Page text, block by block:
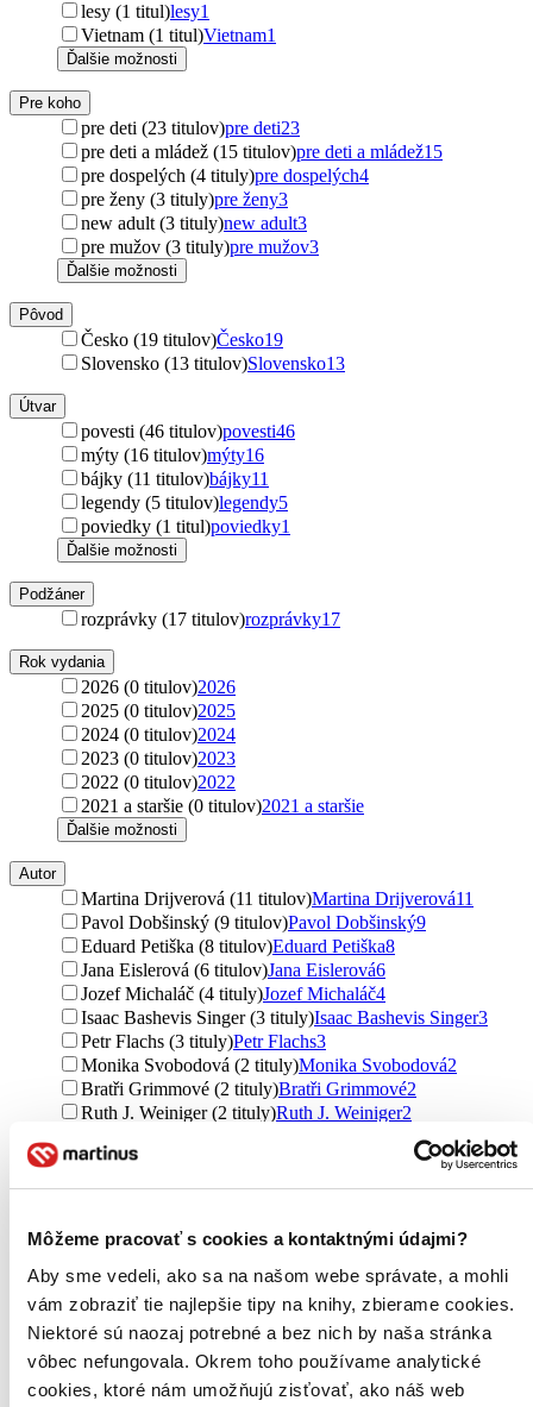
Môžeme pracovať s cookies a kontaktnými údajmi?
Aby sme vedeli, ako sa na našom webe správate, a mohli
vám zobraziť tie najlepšie tipy na knihy, zbierame cookies.
Niektoré sú naozaj potrebné a bez nich by naša stránka
vôbec nefungovala. Okrem toho používame analytické
cookies, ktoré nám umožňujú zisťovať, ako náš web
lesy (1 titul)lesy1
Vietnam (1 titul)Vietnam1
Ďalšie možnosti
Pre koho
pre deti (23 titulov)pre deti23
pre deti a mládež (15 titulov)pre deti a mládež15
pre dospelých (4 tituly)pre dospelých4
pre ženy (3 tituly)pre ženy3
new adult (3 tituly)new adult3
pre mužov (3 tituly)pre mužov3
Ďalšie možnosti
Pôvod
Česko (19 titulov)Česko19
Slovensko (13 titulov)Slovensko13
Útvar
povesti (46 titulov)povesti46
mýty (16 titulov)mýty16
bájky (11 titulov)bájky11
legendy (5 titulov)legendy5
poviedky (1 titul)poviedky1
Ďalšie možnosti
Podžáner
rozprávky (17 titulov)rozprávky17
Rok vydania
2026 (0 titulov)2026
2025 (0 titulov)2025
2024 (0 titulov)2024
2023 (0 titulov)2023
2022 (0 titulov)2022
2021 a staršie (0 titulov)2021 a staršie
Ďalšie možnosti
Autor
Martina Drijverová (11 titulov)Martina Drijverová11
Pavol Dobšinský (9 titulov)Pavol Dobšinský9
Eduard Petiška (8 titulov)Eduard Petiška8
Jana Eislerová (6 titulov)Jana Eislerová6
Jozef Michaláč (4 tituly)Jozef Michaláč4
Isaac Bashevis Singer (3 tituly)Isaac Bashevis Singer3
Petr Flachs (3 tituly)Petr Flachs3
Monika Svobodová (2 tituly)Monika Svobodová2
Bratři Grimmové (2 tituly)Bratři Grimmové2
Ruth J. Weiniger (2 tituly)Ruth J. Weiniger2
bratři Grimmové (2 tituly)
Zdeněk Hůrka (2 tituly)Zdeněk Hůrka2
Eva Pátková (2 tituly)Eva Pátková2
Ivona Březinová (1 titul)
Ivona Březinová
Marta Pohnerová (1 titul)Marta Pohnerová1
Petra Laurin (1 titul)Petra Laurin1
Vladimír Brabec (1 titul) Vladimír Brabec1
Milan Zerzán (1 titul)
Milan Zerzán1
Odolen Klindera (1 titul)Odolen Klindera 1
Iva Klinderová Zbořilová (1 titul)Iva Klinderová